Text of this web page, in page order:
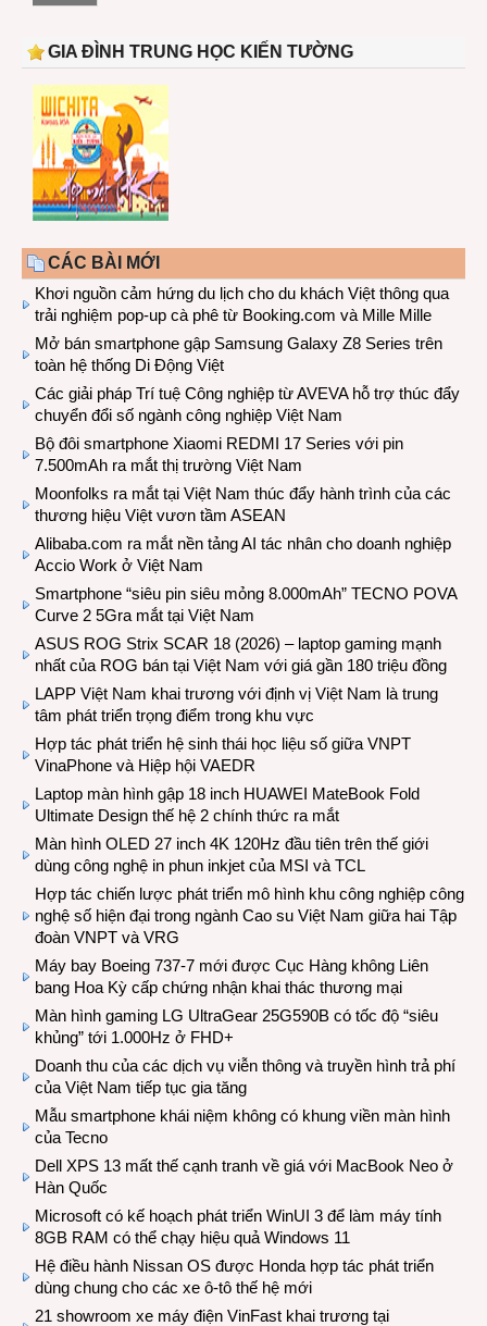
GIA ĐÌNH TRUNG HỌC KIẾN TƯỜNG
CÁC BÀI MỚI
Khơi nguồn cảm hứng du lịch cho du khách Việt thông qua
trải nghiệm pop-up cà phê từ Booking.com và Mille Mille
Mở bán smartphone gập Samsung Galaxy Z8 Series trên
toàn hệ thống Di Động Việt
Các giải pháp Trí tuệ Công nghiệp từ AVEVA hỗ trợ thúc đẩy
chuyển đổi số ngành công nghiệp Việt Nam
Bộ đôi smartphone Xiaomi REDMI 17 Series với pin
7.500mAh ra mắt thị trường Việt Nam
Moonfolks ra mắt tại Việt Nam thúc đẩy hành trình của các
thương hiệu Việt vươn tầm ASEAN
Alibaba.com ra mắt nền tảng AI tác nhân cho doanh nghiệp
Accio Work ở Việt Nam
Smartphone “siêu pin siêu mỏng 8.000mAh” TECNO POVA
Curve 2 5Gra mắt tại Việt Nam
ASUS ROG Strix SCAR 18 (2026) – laptop gaming mạnh
nhất của ROG bán tại Việt Nam với giá gần 180 triệu đồng
LAPP Việt Nam khai trương với định vị Việt Nam là trung
tâm phát triển trọng điểm trong khu vực
Hợp tác phát triển hệ sinh thái học liệu số giữa VNPT
VinaPhone và Hiệp hội VAEDR
Laptop màn hình gập 18 inch HUAWEI MateBook Fold
Ultimate Design thế hệ 2 chính thức ra mắt
Màn hình OLED 27 inch 4K 120Hz đầu tiên trên thế giới
dùng công nghệ in phun inkjet của MSI và TCL
Hợp tác chiến lược phát triển mô hình khu công nghiệp công
nghệ số hiện đại trong ngành Cao su Việt Nam giữa hai Tập
đoàn VNPT và VRG
Máy bay Boeing 737-7 mới được Cục Hàng không Liên
bang Hoa Kỳ cấp chứng nhận khai thác thương mại
Màn hình gaming LG UltraGear 25G590B có tốc độ “siêu
khủng” tới 1.000Hz ở FHD+
Doanh thu của các dịch vụ viễn thông và truyền hình trả phí
của Việt Nam tiếp tục gia tăng
Mẫu smartphone khái niệm không có khung viền màn hình
của Tecno
Dell XPS 13 mất thế cạnh tranh về giá với MacBook Neo ở
Hàn Quốc
Microsoft có kế hoạch phát triển WinUI 3 để làm máy tính
8GB RAM có thể chạy hiệu quả Windows 11
Hệ điều hành Nissan OS được Honda hợp tác phát triển
dùng chung cho các xe ô-tô thế hệ mới
21 showroom xe máy điện VinFast khai trương tại